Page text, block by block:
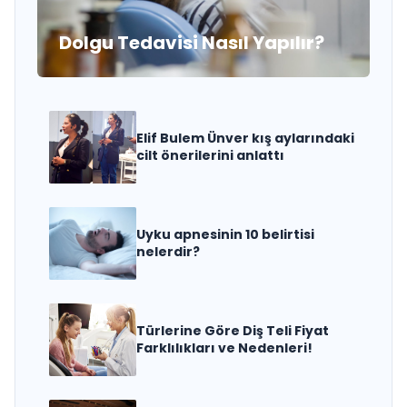
Dolgu Tedavisi Nasıl Yapılır?
Elif Bulem Ünver kış aylarındaki
cilt önerilerini anlattı
Uyku apnesinin 10 belirtisi
nelerdir?
Türlerine Göre Diş Teli Fiyat
Farklılıkları ve Nedenleri!